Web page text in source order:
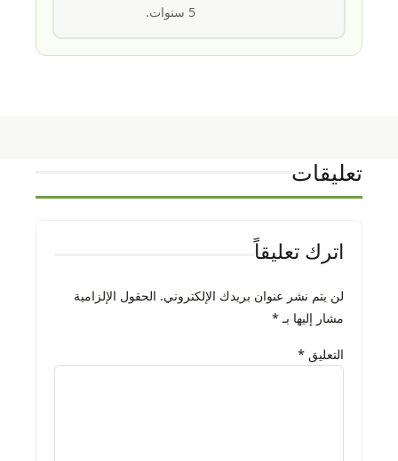
5 سنوات.
تعليقات
اترك تعليقاً
لن يتم نشر عنوان بريدك الإلكتروني. الحقول الإلزامية
مشار إليها بـ*
التعليق *